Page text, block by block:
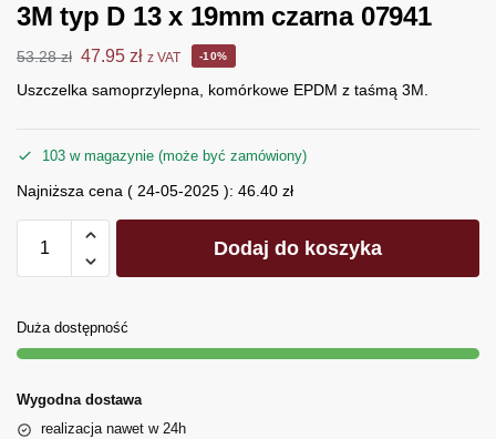
3M typ D 13 x 19mm czarna 07941
53.28zł 47.95 zł z VAT -10%
Uszczelka samoprzylepna, komórkowe EPDM z taśmą 3M.
103 w magazynie (może być zamówiony)
Najniższa cena ( 24-05-2025 ): 46.40 zł
Dodaj do koszyka
Duża dostępność
Wygodna dostawa
realizacja nawet w 24h